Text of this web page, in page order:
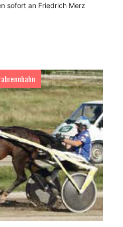
sofort an Friedrich Merz